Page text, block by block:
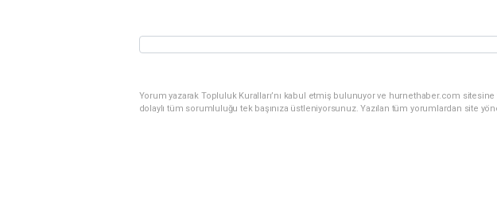
Yorum yazarak Topluluk Kuralları’nı kabul etmiş bulunuyor ve hurnethaber.com sitesine
dolaylı tüm sorumluluğu tek başınıza üstleniyorsunuz. Yazılan tüm yorumlardan site